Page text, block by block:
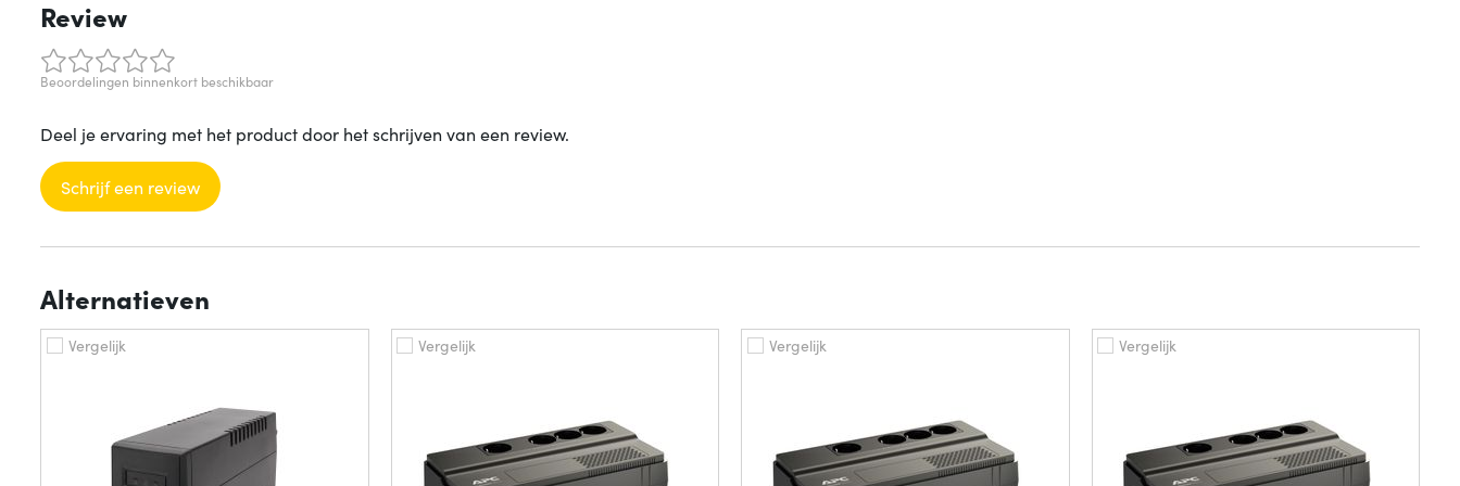
Review
Beoordelingen binnenkort beschikbaar
Deel je ervaring met het product door het schrijven van een review.
Schrijf een review
Alternatieven
Vergelijk Vergelijk Vergelijk Vergelijk